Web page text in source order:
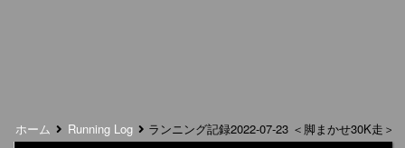
ホーム Running Log ランニング記録2022-07-23 ＜脚まかせ30K走＞